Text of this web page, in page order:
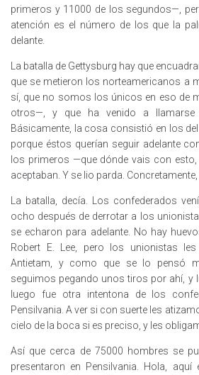
primeros y 11000 de los segundos—,
atención es el número de los que la
delante.
La batalla de Gettysburg hay que
que se metieron los norteamericanos a
sí, que no somos los únicos en eso de
otros—, y que ha venido a llamarse
Básicamente, la cosa consistió en los
porque éstos querían seguir adelante
los primeros —que dónde vais con
aceptaban. Y se lio parda. Concretamente,
La batalla, decía. Los confederados
ocho después de derrotar a los
se echaron para adelante. No hay
Robert E. Lee, pero los unionistas
Antietam, y como que se lo pensó
seguimos pegando unos tiros por ahí, y
luego fue otra intentona de los
Pensilvania. A ver si con suerte les
cielo de la boca si es preciso, y les
Así que cerca de 75000 hombres se
presentaron en Pensilvania. Hola, aquí